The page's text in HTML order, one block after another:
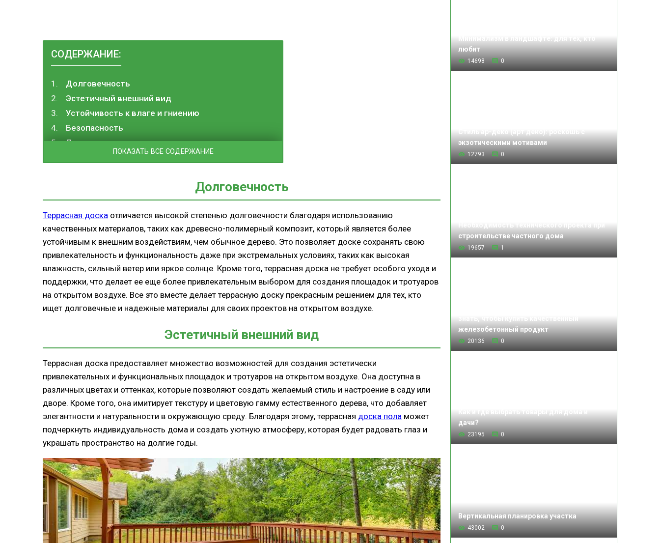
любит
14698 0
экзотическими мотивами
12793 0
строительстве частного дома
19657 1
железобетонный продукт
20136 0
дачи?
23195 0
Вертикальная планировка участка
43002 0
СОДЕРЖАНИЕ:
Долговечность
Эстетичный внешний вид
Устойчивость к влаге и гниению
Безопасность
Легкость монтажа
ПОКАЗАТЬ ВСЕ СОДЕРЖАНИЕ
Долговечность
Террасная доска отличается высокой степенью долговечности благодаря использованию
качественных материалов, таких как древесно-полимерный композит, который является более
устойчивым к внешним воздействиям, чем обычное дерево. Это позволяет доске сохранять свою
привлекательность и функциональность даже при экстремальных условиях, таких как высокая
влажность, сильный ветер или яркое солнце. Кроме того, террасная доска не требует особого ухода и
поддержки, что делает ее еще более привлекательным выбором для создания площадок и тротуаров
на открытом воздухе. Все это вместе делает террасную доску прекрасным решением для тех, кто
ищет долговечные и надежные материалы для своих проектов на открытом воздухе.
Эстетичный внешний вид
Террасная доска предоставляет множество возможностей для создания эстетически
привлекательных и функциональных площадок и тротуаров на открытом воздухе. Она доступна в
различных цветах и оттенках, которые позволяют создать желаемый стиль и настроение в саду или
дворе. Кроме того, она имитирует текстуру и цветовую гамму естественного дерева, что добавляет
элегантности и натуральности в окружающую среду. Благодаря этому, террасная доска пола может
подчеркнуть индивидуальность дома и создать уютную атмосферу, которая будет радовать глаз и
украшать пространство на долгие годы.